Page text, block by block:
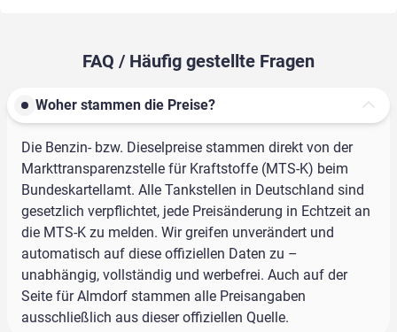
FAQ / Häufig gestellte Fragen
Woher stammen die Preise?
Die Benzin- bzw. Dieselpreise stammen direkt von der
Markttransparenzstelle für Kraftstoffe (MTS-K) beim
Bundeskartellamt. Alle Tankstellen in Deutschland sind
gesetzlich verpflichtet, jede Preisänderung in Echtzeit an
die MTS-K zu melden. Wir greifen unverändert und
automatisch auf diese offiziellen Daten zu –
unabhängig, vollständig und werbefrei. Auch auf der
Seite für Almdorf stammen alle Preisangaben
ausschließlich aus dieser offiziellen Quelle.